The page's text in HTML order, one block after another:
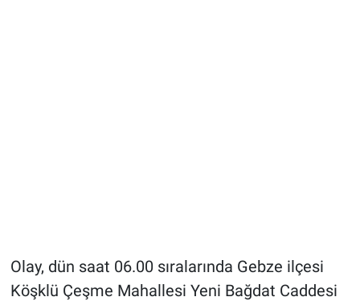
Olay, dün saat 06.00 sıralarında Gebze ilçesi
Köşklü Çeşme Mahallesi Yeni Bağdat Caddesi